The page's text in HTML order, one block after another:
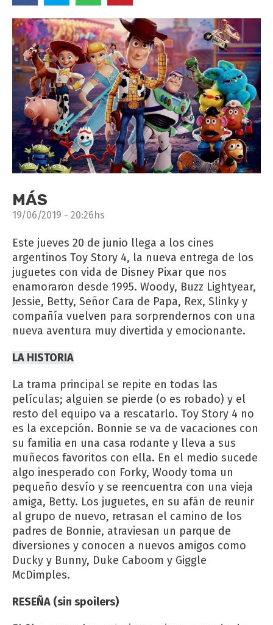
MÁS
19/06/2019 - 20:26hs
Este jueves 20 de junio llega a los cines
argentinos Toy Story 4, la nueva entrega de los
juguetes con vida de Disney Pixar que nos
enamoraron desde 1995. Woody, Buzz Lightyear,
Jessie, Betty, Señor Cara de Papa, Rex, Slinky y
compañía vuelven para sorprendernos con una
nueva aventura muy divertida y emocionante.
LA HISTORIA
La trama principal se repite en todas las
películas; alguien se pierde (o es robado) y el
resto del equipo va a rescatarlo. Toy Story 4 no
es la excepción. Bonnie se va de vacaciones con
su familia en una casa rodante y lleva a sus
muñecos favoritos con ella. En el medio sucede
algo inesperado con Forky, Woody toma un
pequeño desvío y se reencuentra con una vieja
amiga, Betty. Los juguetes, en su afán de reunir
al grupo de nuevo, retrasan el camino de los
padres de Bonnie, atraviesan un parque de
diversiones y conocen a nuevos amigos como
Ducky y Bunny, Duke Caboom y Giggle
McDimples.
RESEÑA (sin spoilers)